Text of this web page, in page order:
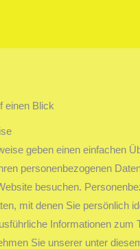
einen Blick
geben einen einfachen
personenbezogenen
besuchen.
mit denen Sie persönlich
Informationen zum
Sie unserer unter